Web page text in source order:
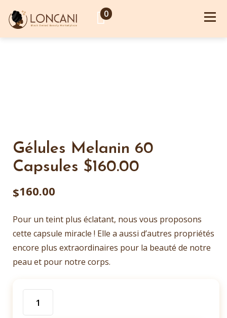
0
Gélules Melanin 60
Capsules $160.00
$160.00
Pour un teint plus éclatant, nous vous proposons
cette capsule miracle ! Elle a aussi d’autres propriétés
encore plus extraordinaires pour la beauté de notre
peau et pour notre corps.